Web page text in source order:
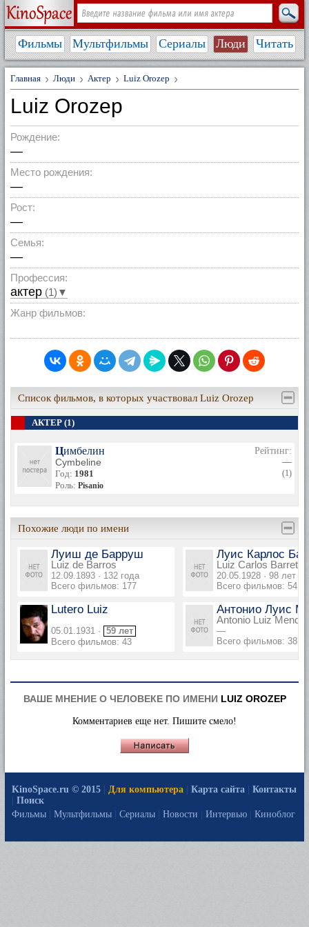
Фильмы Мультфильмы Сериалы Люди Читать
Главная Люди Актер Luiz Orozep
Luiz Orozep
Рождение:
—
Место рождения:
—
Рост:
—
Семья:
—
Профессия:
актер (1)▼
Жанр фильмов:
Список фильмов, в которых участвовал Luiz Orozep
АКТЕР (1)
Цимбелин
Cymbeline
Год: 1981
Роль: Pisanio
Рейтинг:
—
(1)
Похожие люди по имени
Луиш де Барруш
Luiz de Barros
12.09.1893 · 132 года
Всего фильмов: 177
Луис Карлос
Luiz Carlos Barreto
20.05.1928 · 98 лет
Всего фильмов: 54
Lutero Luiz
05.01.1931 · 59 лет
Всего фильмов: 43
Антонио Луис
Antonio Luiz
—
Всего фильмов: 38
ВАШЕ МНЕНИЕ О ЧЕЛОВЕКЕ ПО ИМЕНИ LUIZ OROZEP
Комментариев еще нет. Пишите смело!
KinoSpace.ru © 2015 Для компьютера Карта сайта
Контакты
Поиск
Фильмы
Мультфильмы Сериалы Новости Интервью Киноблог